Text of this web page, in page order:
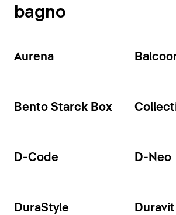
bagno
Aurena
Bento Starck Box
D-Code D-Neo
DuraStyle Duravit